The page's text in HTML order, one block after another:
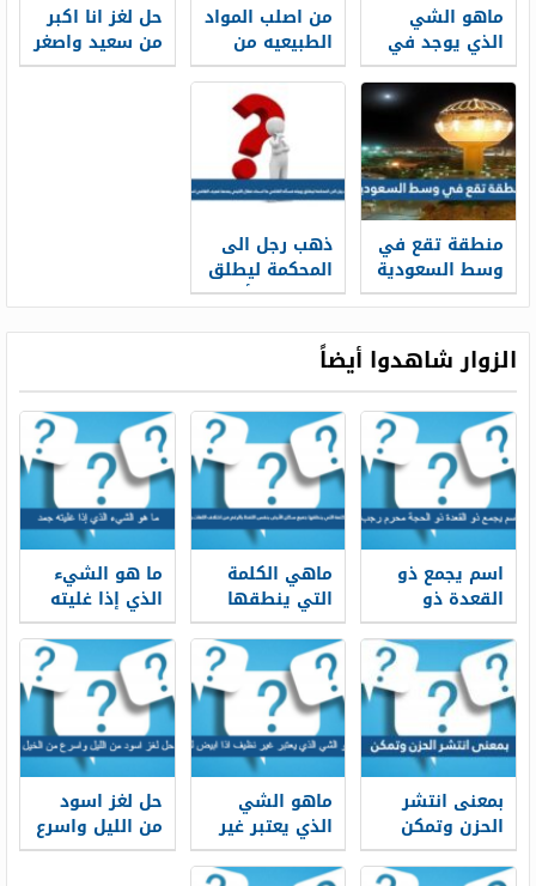
ماهو الشي
الذي يوجد في
وسط باريس
من اصلب المواد
الطبيعيه من
خمس حروف
حل لغز انا اكبر
من سعيد واصغر
من سعد فمن
منطقة تقع في
وسط السعودية
من 6 حروف
ذهب رجل الى
المحكمة ليطلق
زوجته فسأله
اسمك فقال
اكتبني بعدها
فعرف القاضي
اسمه
الزوار شاهدوا أيضاً
اسم يجمع ذو
القعدة ذو
الحجة محرم
رجب الاشهر من
5 حروف
ماهي الكلمة
التي ينطقها
جميع سكان
الأرض بنفس
اللفظ بالرغم
من اختلاف
اللغات
واللهجات
ما هو الشيء
الذي إذا غليته
جمد
بمعنى انتشر
الحزن وتمكن
الحزن من 3
حروف
ماهو الشي
الذي يعتبر غير
نظيف اذا ابيض
لونه
حل لغز اسود
من الليل واسرع
من الخيل